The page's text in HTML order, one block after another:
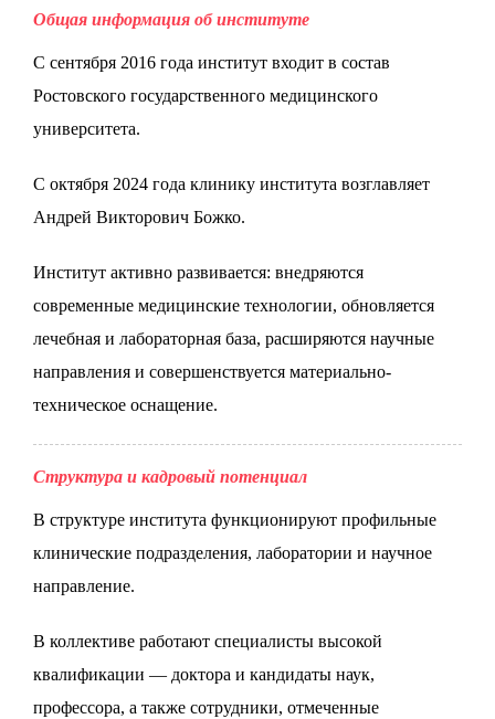
Общая информация об институте
С сентября 2016 года институт входит в состав
Ростовского государственного медицинского
университета.
С октября 2024 года клинику института возглавляет
Андрей Викторович Божко.
Институт активно развивается: внедряются
современные медицинские технологии, обновляется
лечебная и лабораторная база, расширяются научные
направления и совершенствуется материально-
техническое оснащение.
Структура и кадровый потенциал
В структуре института функционируют профильные
клинические подразделения, лаборатории и научное
направление.
В коллективе работают специалисты высокой
квалификации — доктора и кандидаты наук,
профессора, а также сотрудники, отмеченные